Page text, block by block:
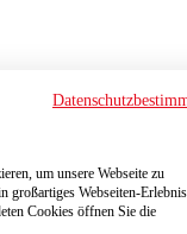
um unsere Webseite zu
großartiges Webseiten-
Cookies öffnen Sie die